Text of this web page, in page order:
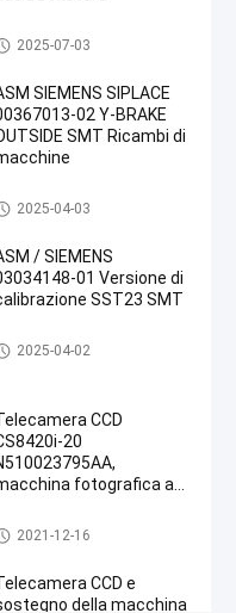
chatta
adesso
di superficie del supporto
2025-07-03
SIEMENS SIPLACE
02 Y-BRAKE
SMT Ricambi di
di superficie del supporto
2025-04-03
/ SIEMENS
01 Versione di
SST23 SMT
di superficie del supporto
2025-04-02
CCD
20
fotografica ad
CM402 Panasonic
di superficie del supporto
2021-12-16
CCD e
della macchina